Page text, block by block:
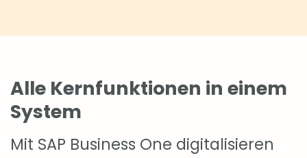
Alle Kernfunktionen in einem
System
Mit SAP Business One digitalisieren